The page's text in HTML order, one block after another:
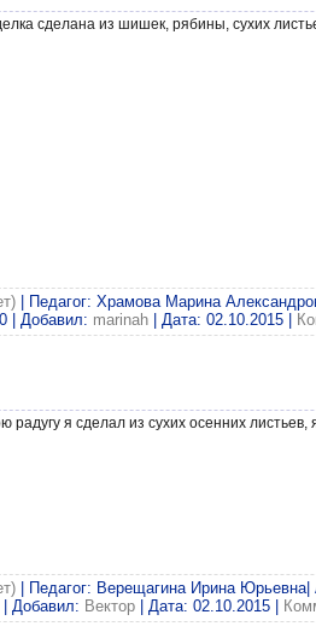
сделана из шишек, рябины, сухих
| Педагог: Храмова Марина
| Добавил: marinah | Дата: 02.10.2015
радугу я сделал из сухих осенних
| Педагог: Верещагина Ирина
| Добавил: Вектор | Дата: 02.10.2015